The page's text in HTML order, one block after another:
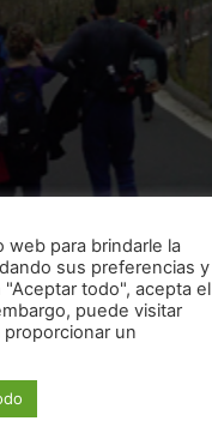
para brindarle la
sus preferencias y
todo", acepta el
puede visitar
un